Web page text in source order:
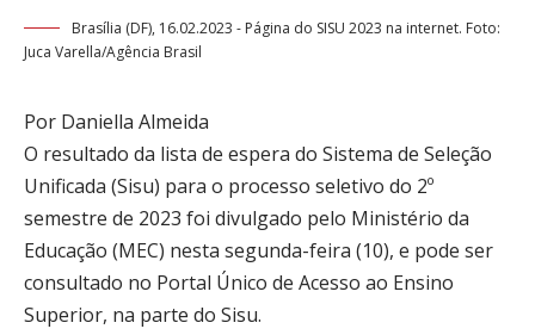
Brasília (DF), 16.02.2023 - Página do SISU 2023 na internet. Foto:
Juca Varella/Agência Brasil
Por Daniella Almeida
O resultado da lista de espera do Sistema de Seleção
Unificada (Sisu) para o processo seletivo do 2º
semestre de 2023 foi divulgado pelo Ministério da
Educação (MEC) nesta segunda-feira (10), e pode ser
consultado no Portal Único de Acesso ao Ensino
Superior, na parte do Sisu.